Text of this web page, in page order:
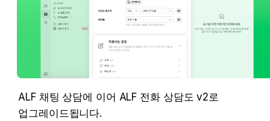
ALF 채팅 상담에 이어 ALF 전화 상담도 v2로
업그레이드됩니다.